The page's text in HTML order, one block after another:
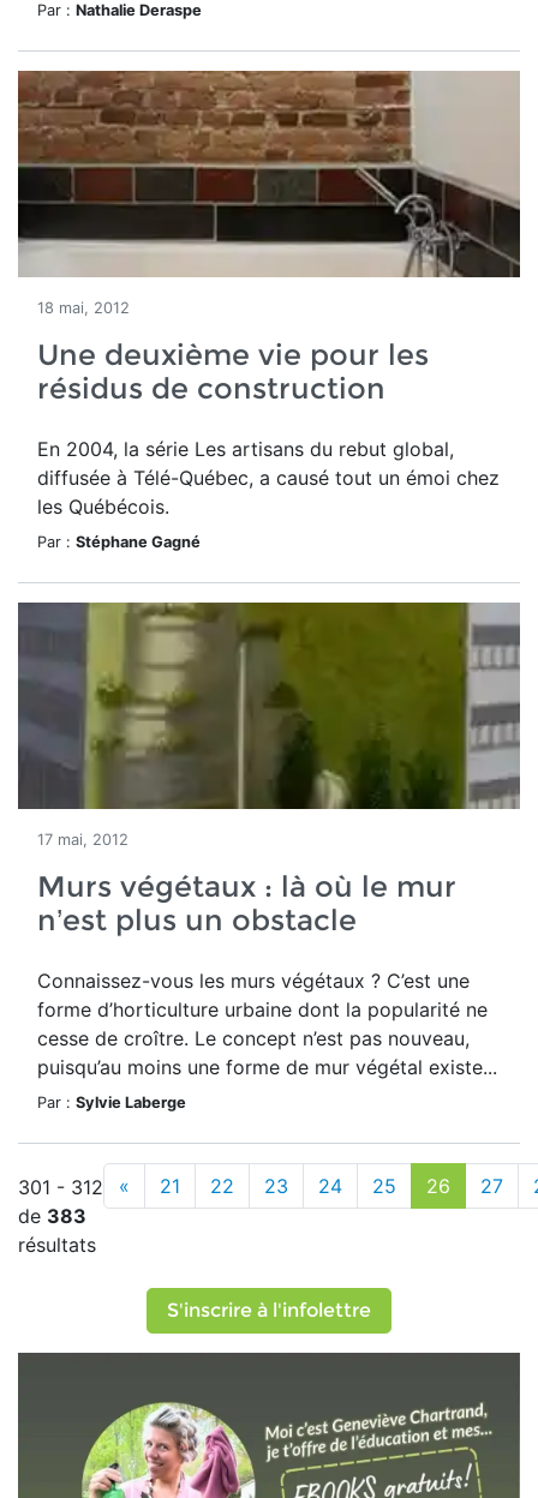
Par : Nathalie Deraspe
18 mai, 2012
Une deuxième vie pour les
résidus de construction
En 2004, la série Les artisans du rebut global,
diffusée à Télé-Québec, a causé tout un émoi chez
les Québécois.
Par : Stéphane Gagné
17 mai, 2012
Murs végétaux : là où le mur
n’est plus un obstacle
Connaissez-vous les murs végétaux ? C’est une
forme d’horticulture urbaine dont la popularité ne
cesse de croître. Le concept n’est pas nouveau,
puisqu’au moins une forme de mur végétal existe...
Par : Sylvie Laberge
301 - 312
de 383
résultats
« 21 22 23 24 25 26 27
S'inscrire à l'infolettre